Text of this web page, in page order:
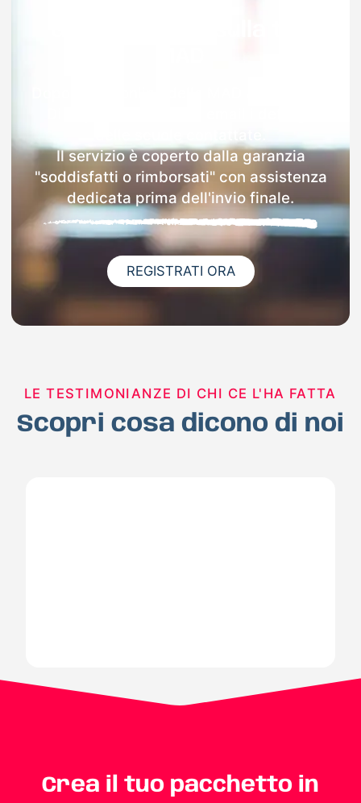
Il servizio è coperto dalla garanzia
"soddisfatti o rimborsati" con assistenza
dedicata prima dell'invio finale.
REGISTRATI ORA
LE TESTIMONIANZE DI CHI CE L'HA FATTA
Scopri cosa dicono di noi
Crea il tuo pacchetto in